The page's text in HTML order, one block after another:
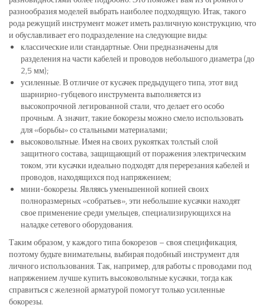
разнообразия моделей выбрать наиболее подходящую. Итак, такого
рода режущий инструмент может иметь различную конструкцию, что
и обуславливает его подразделение на следующие виды:
классические или стандартные. Они предназначены для
разделения на части кабелей и проводов небольшого диаметра (до
2,5 мм);
усиленные. В отличие от кусачек предыдущего типа, этот вид
шарнирно-губцевого инструмента выполняется из
высокопрочной легированной стали, что делает его особо
прочным. А значит, такие бокорезы можно смело использовать
для «борьбы» со стальными материалами;
высоковольтные. Имея на своих рукоятках толстый слой
защитного состава, защищающий от поражения электрическим
током, эти кусачки идеально подходят для перерезания кабелей и
проводов, находящихся под напряжением;
мини-бокорезы. Являясь уменьшенной копией своих
полноразмерных «собратьев», эти небольшие кусачки находят
свое применение среди умельцев, специализирующихся на
наладке сетевого оборудования.
Таким образом, у каждого типа бокорезов – своя спецификация,
поэтому будьте внимательны, выбирая подобный инструмент для
личного использования. Так, например, для работы с проводами под
напряжением лучше купить высоковольтные кусачки, тогда как
справиться с железной арматурой помогут только усиленные
бокорезы.